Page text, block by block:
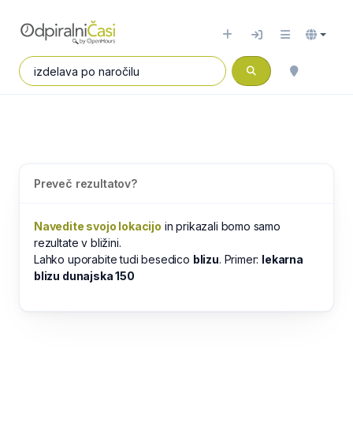
Preveč rezultatov?
Navedite svojo lokacijo in prikazali bomo samo
rezultate v bližini.
Lahko uporabite tudi besedico blizu. Primer: lekarna
blizu dunajska 150